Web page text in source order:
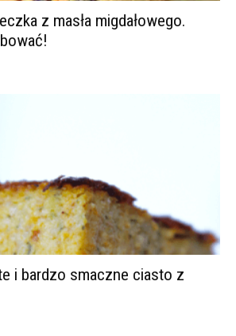
z masła migdałowego.
i bardzo smaczne ciasto z